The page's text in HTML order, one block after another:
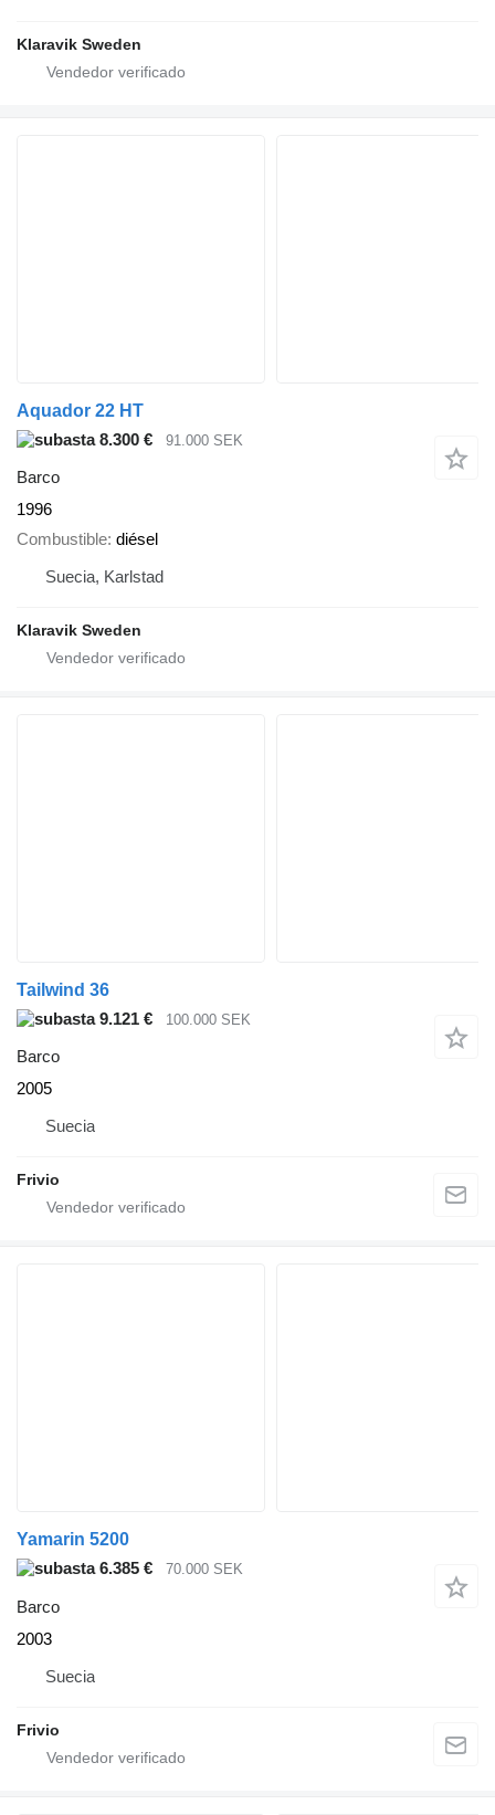
Klaravik Sweden
Aquador 22 HT
8.300 €
91.000 SEK
Barco
1996
Combustible diésel
Suecia, Karlstad
Klaravik Sweden
Tailwind 36
9.121 €
100.000 SEK
Barco
2005
Suecia
Frivio
Yamarin 5200
6.385 €
70.000 SEK
Barco
2003
Suecia
Frivio